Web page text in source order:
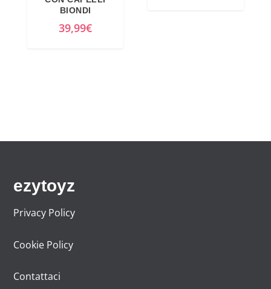
BIONDI
39,99€
ezytoyz
Privacy Policy
Cookie Policy
Contattaci